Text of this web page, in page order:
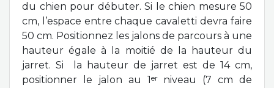
du chien pour débuter. Si le chien mesure 50
cm, l’espace entre chaque cavaletti devra faire
50 cm. Positionnez les jalons de parcours à une
hauteur égale à la moitié de la hauteur du
jarret. Si la hauteur de jarret est de 14 cm,
positionner le jalon au 1erniveau (7 cm de